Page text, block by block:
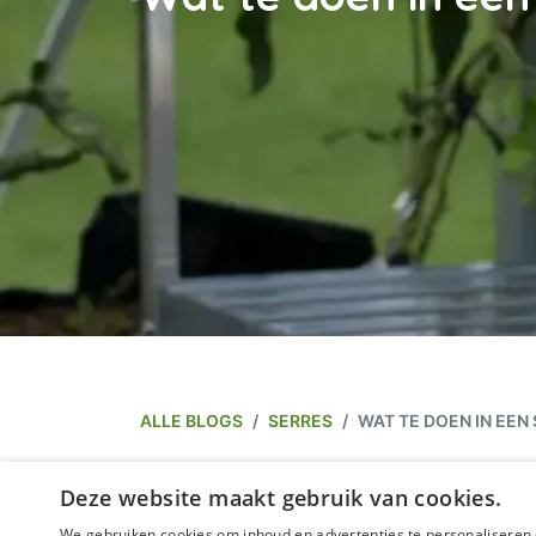
ALLE BLOGS SERRES WAT TE DOEN IN EEN
Wat te doen in een
Deze website maakt gebruik van cookies.